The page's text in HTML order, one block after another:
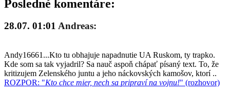
Posledné komentáre:
28.07. 01:01 Andreas:
Andy16661...Kto tu obhajuje napadnutie UA Ruskom, ty trapko.
Kde som sa tak vyjadril? Sa nauč aspoň chápať písaný text. To, že
kritizujem Zelenského juntu a jeho náckovských kamošov, ktorí ..
ROZPOR: "Kto chce mier, nech sa pripraví na vojnu!" (rozhovor)